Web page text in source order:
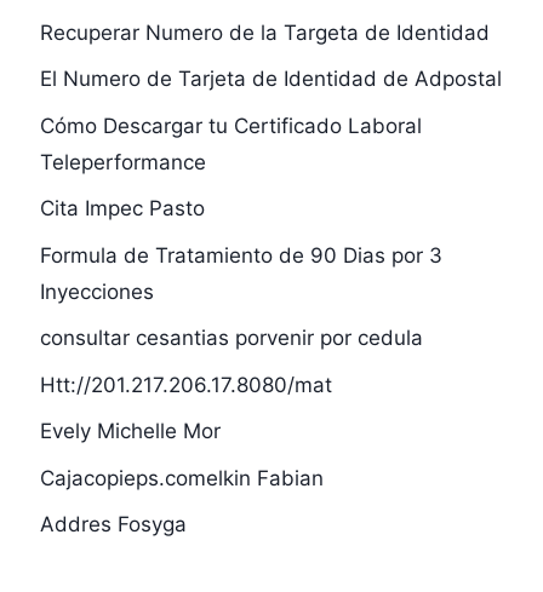
Recuperar Numero de la Targeta de Identidad
El Numero de Tarjeta de Identidad de Adpostal
Cómo Descargar tu Certificado Laboral
Teleperformance
Cita Impec Pasto
Formula de Tratamiento de 90 Dias por 3
Inyecciones
consultar cesantias porvenir por cedula
Htt://201.217.206.17.8080/mat
Evely Michelle Mor
Cajacopieps.comelkin Fabian
Addres Fosyga